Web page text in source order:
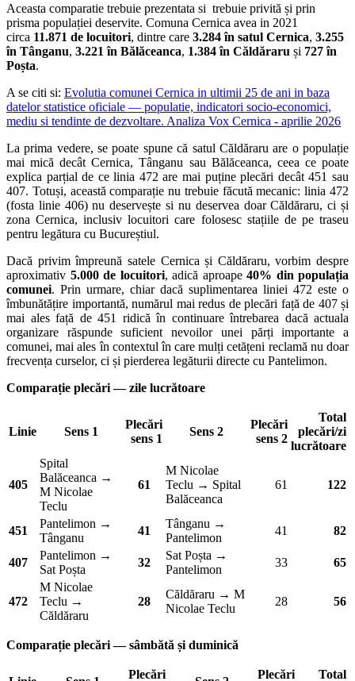
Aceasta comparatie trebuie prezentata si trebuie privită și prin
prisma populației deservite. Comuna Cernica avea in 2021
circa 11.871 de locuitori, dintre care 3.284 în satul Cernica, 3.255
în Tânganu, 3.221 în Bălăceanca, 1.384 în Căldăraru și 727 în
Poșta.
A se citi si: Evolutia comunei Cernica in ultimii 25 de ani in baza
datelor statistice oficiale — populatie, indicatori socio-economici,
mediu si tendinte de dezvoltare. Analiza Vox Cernica - aprilie 2026
La prima vedere, se poate spune că satul Căldăraru are o populație
mai mică decât Cernica, Tânganu sau Bălăceanca, ceea ce poate
explica parțial de ce linia 472 are mai puține plecări decât 451 sau
407. Totuși, această comparație nu trebuie făcută mecanic: linia 472
(fosta linie 406) nu deservește si nu deservea doar Căldăraru, ci și
zona Cernica, inclusiv locuitori care folosesc stațiile de pe traseu
pentru legătura cu Bucureștiul.
Dacă privim împreună satele Cernica și Căldăraru, vorbim despre
aproximativ 5.000de locuitori, adică aproape 40% din populația
comunei. Prin urmare, chiar dacă suplimentarea liniei 472 este o
îmbunătățire importantă, numărul mai redus de plecări față de 407 și
mai ales față de 451 ridică în continuare întrebarea dacă actuala
organizare răspunde suficient nevoilor unei părți importante a
comunei, mai ales în contextul în care mulți cetățeni reclamă nu doar
frecvența curselor, ci și pierderea legăturii directe cu Pantelimon.
Comparație plecări — zile lucrătoare
Linie Sens 1
Plecări
sens 1
Sens 2
Plecări
sens 2
Total
plecări/zi
lucrătoare
405
Spital
Balăceanca →
M Nicolae
Teclu
61
M Nicolae
Teclu → Spital
Balăceanca
61 122
451
Pantelimon →
Tânganu
41
Tânganu →
Pantelimon
41 82
407
Pantelimon →
Sat Poșta
32
Sat Poșta →
Pantelimon
33 65
472
M Nicolae
Teclu →
Căldăraru
28
Căldăraru → M
Nicolae Teclu
28 56
Comparație plecări — sâmbătă și duminică
Plecări Plecări Total